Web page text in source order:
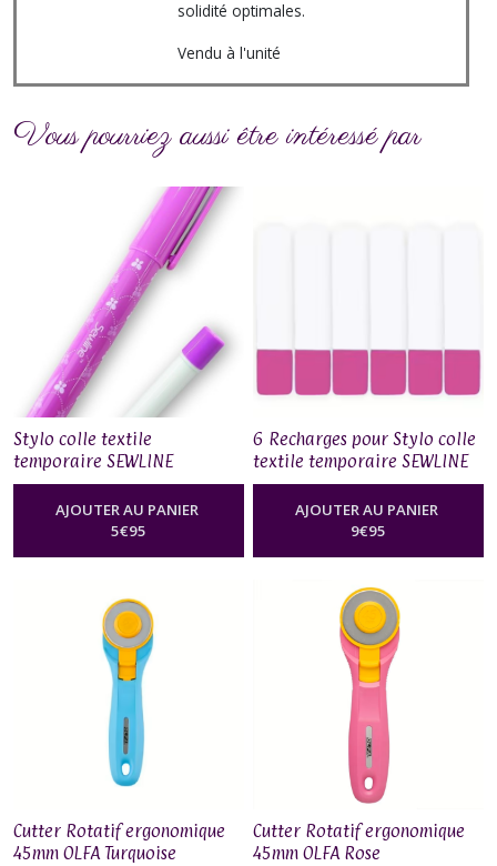
solidité optimales.
Vendu à l'unité
Vous pourriez aussi être intéressé par
Stylo colle textile
temporaire SEWLINE
AJOUTER AU PANIER
5€95
6 Recharges pour Stylo colle
textile temporaire SEWLINE
AJOUTER AU PANIER
9€95
Cutter Rotatif ergonomique
45mm OLFA Turquoise
Cutter Rotatif ergonomique
45mm OLFA Rose